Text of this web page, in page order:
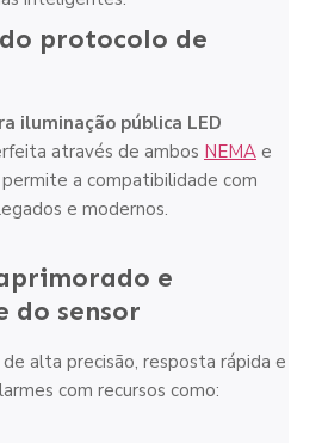
protocolo de
iluminação pública LED
através de ambos NEMA e
a compatibilidade com
e modernos.
e
do sensor
alta precisão, resposta rápida e
com recursos como: